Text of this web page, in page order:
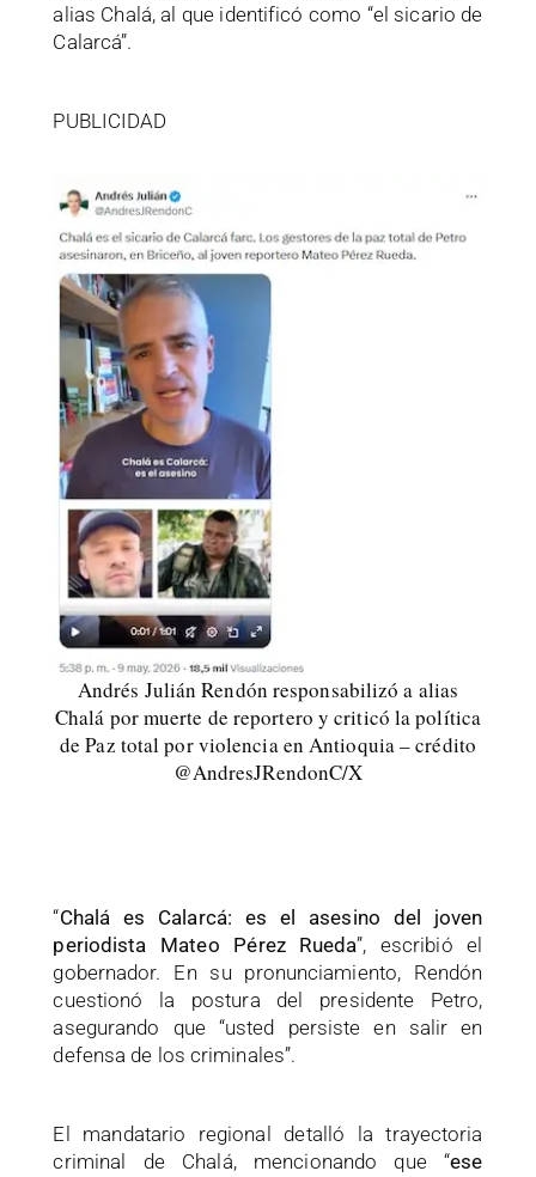
alias Chalá, al que identificó como “el sicario de
Calarcá”.
PUBLICIDAD
Andrés Julián Rendón responsabilizó a alias
Chalá por muerte de reportero y criticó la política
de Paz total por violencia en Antioquia – crédito
@AndresJRendonC/X
“Chalá es Calarcá: es el asesino del joven
periodista Mateo Pérez Rueda”, escribió el
gobernador. En su pronunciamiento, Rendón
cuestionó la postura del presidente Petro,
asegurando que “usted persiste en salir en
defensa de los criminales”.
El mandatario regional detalló la trayectoria
criminal de Chalá, mencionando que “ese